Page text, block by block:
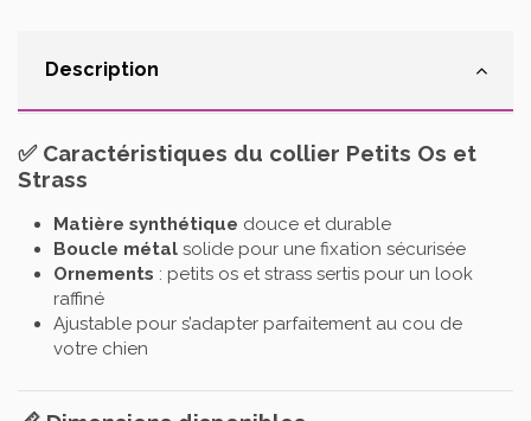
Description
✅ Caractéristiques du collier Petits Os et
Strass
Matière synthétique douce et durable
Boucle métal solide pour une fixation sécurisée
Ornements : petits os et strass sertis pour un look
raffiné
Ajustable pour s’adapter parfaitement au cou de
votre chien